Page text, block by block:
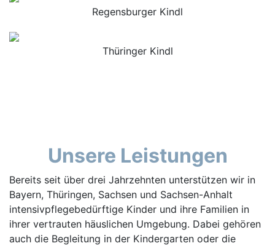
Regensburger Kindl
Thüringer Kindl
Unsere Leistungen
Bereits seit über drei Jahrzehnten unterstützen wir in
Bayern, Thüringen, Sachsen und Sachsen-Anhalt
intensivpflegebedürftige Kinder und ihre Familien in
ihrer vertrauten häuslichen Umgebung. Dabei gehören
auch die Begleitung in der Kindergarten oder die